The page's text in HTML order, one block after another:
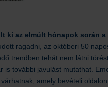
ki az elmúlt hónapok során
ragadni, az októberi 50
trendben tehát nem látni
is további javulást mutathat.
amely bevételi